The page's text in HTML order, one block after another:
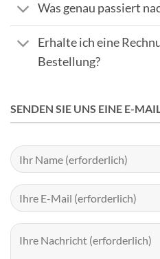
Was genau passiert
Erhalte ich eine
Bestellung?
SENDEN SIE UNS EINE E-MAIL